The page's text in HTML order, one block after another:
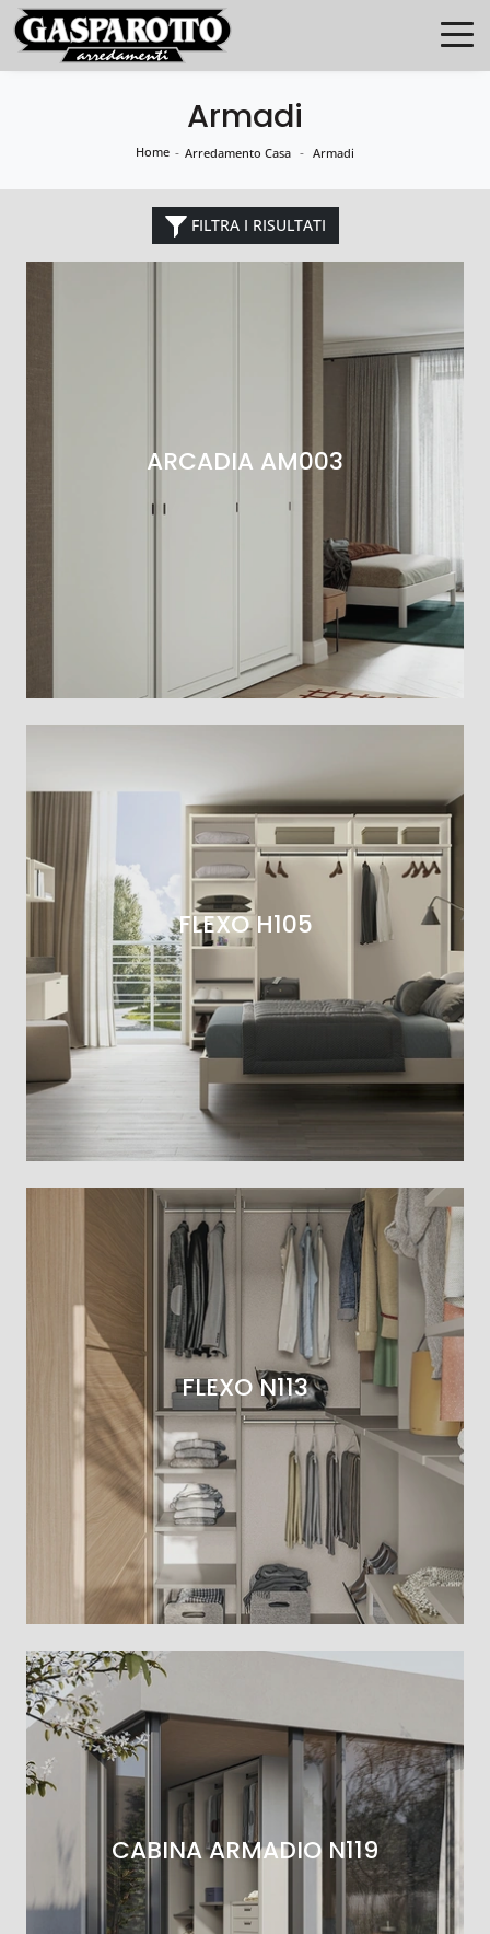
Armadi
Home - Arredamento Casa - Armadi
FILTRA I RISULTATI
ARCADIA AM003
FLEXO H105
FLEXO N113
CABINA ARMADIO N119